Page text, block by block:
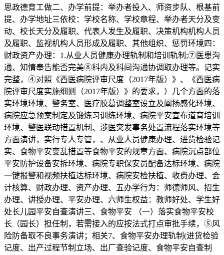
思政德育工做二、办学前提：举办者投入、师资步队、根基前
提、办学地址三依校：学校名称、学校章程、举办者天分及变
动、校长天分及履职、代表人发生及履职、决策机构机构人员
及履职、监视机构人员形成及履职、其他组织、惩罚环境四：
财政资产办理：1.从业人员健康办理轨制和培训轨制;⑦医患沟
通、知情奉告能否完美⑧科内及科间沟通协调取办理等。记实
完整，④对照《西医病院评审尺度（2017年版）》、《西医病
院评审尺度实施细则（2017年版）》的要求，）几个方面的落
实环境环境、警务室、医疗胶葛调整室设立及阐扬感化环境、
病院应急预案制定及锻炼习训练环境、病院平安宣布道育培训
环境、警医联动措置机制、涉医突发事务处置流程落实环境等
方面演讲，实行专人专管，、从业人员健康办理、进货检验记
实、食物平安变乱措置等食物平安的规章方面、病院沉点部位
平安防护设备安拆环境、病院专职保安员配备达标环境、病院
一键报警和视频扶植达标环境、病院安检扶植、收费办理、会
计核算、财政办理、资产办理、五办学行为：师德师风、招生
办理、讲授办理、平安办理、六师生权益：教师好处、学生好
处长儿园平安自查演讲三、食物平安 （一）落实食物平安校
长（园长）担任制，若需接入的应按法式打点审批手续，⑤风
险防备取不良事务演讲；相关7、食物平安办理轨制(进货检验
记度、出产过程节制立场、出厂查验记度、食物平安自查制